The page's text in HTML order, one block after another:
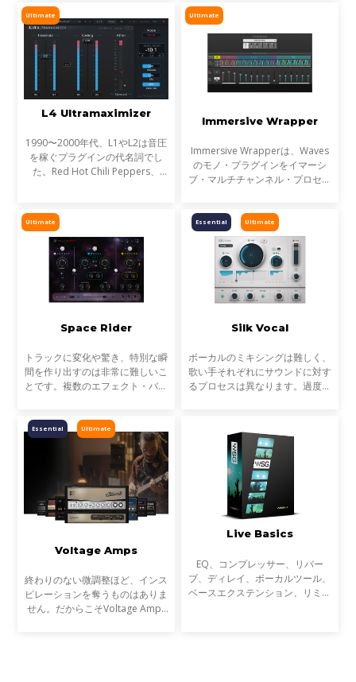
らです。これが音のマスキングと
言われる現象です。
Ultimate
L4 Ultramaximizer
1990〜2000年代、L1やL2は音圧
を稼ぐプラグインの代名詞でし
た。Red Hot Chili Peppers、
ウンドは世界を席巻しました。し
かし今、音楽は単なる音圧では
Ultimate
Immersive Wrapper
Immersive Wrapperは、Waves
のモノ・プラグインをイマーシ
ブ・マルチチャンネル・プロセッ
のイマーシブフォーマットで音楽
をミックスする際のバス処理
Ultimate
Space Rider
トラックに変化や驚き、特別な瞬
間を作り出すのは非常に難しいこ
とです。複数のエフェクト・バス
かる作業を、Space Riderは大幅
に効率化します。
Ultimate
Essential
Silk Vocal
ボーカルのミキシングは難しく、
歌い手それぞれにサウンドに対す
るプロセスは異なります。過度な
まない要素も多く、それらを取り
除くには、時間と知識
Ultimate
Essential
Voltage Amps
終わりのない微調整ほど、インス
ピレーションを奪うものはありま
せん。だからこそVoltage Amps
Live Basics
EQ、コンプレッサー、リバー
ブ、ディレイ、ボーカルツール、
ベースエクステンション、リミッ